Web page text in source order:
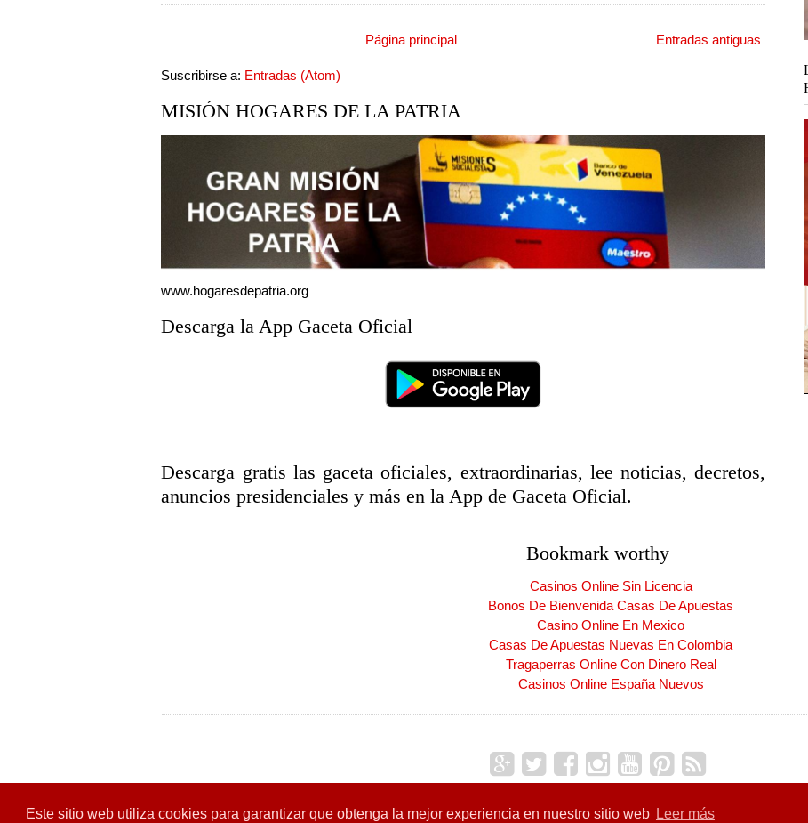
Este sitio web utiliza cookies para garantizar que obtenga la mejor experiencia en nuestro sitio web Leer más
Entradas antiguas
Página principal
Suscribirse a: Entradas (Atom)
MISIÓN HOGARES DE LA PATRIA
www.hogaresdepatria.org
Descarga la App Gaceta Oficial
Descarga gratis las gaceta oficiales, extraordinarias, lee noticias, decretos,
anuncios presidenciales y más en la App de Gaceta Oficial.
Bookmark worthy
Casinos Online Sin Licencia
Bonos De Bienvenida Casas De Apuestas
Casino Online En Mexico
Casas De Apuestas Nuevas En Colombia
Tragaperras Online Con Dinero Real
Casinos Online España Nuevos
Diseñado para:Hogares de la Patria| Carnet de la PatriaCarnet de la Patria|